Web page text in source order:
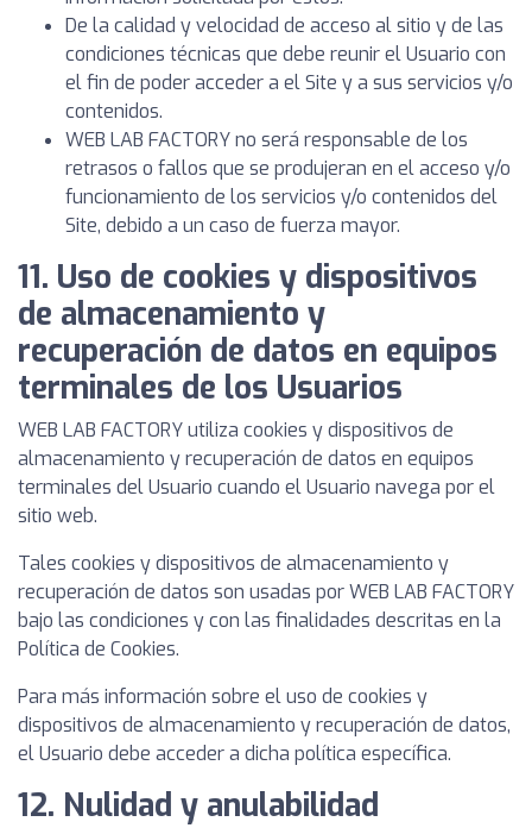
De la calidad y velocidad de acceso al sitio y de las
condiciones técnicas que debe reunir el Usuario con
el fin de poder acceder a el Site y a sus servicios y/o
contenidos.
WEB LAB FACTORY no será responsable de los
retrasos o fallos que se produjeran en el acceso y/o
funcionamiento de los servicios y/o contenidos del
Site, debido a un caso de fuerza mayor.
11. Uso de cookies y dispositivos
de almacenamiento y
recuperación de datos en equipos
terminales de los Usuarios
WEB LAB FACTORY utiliza cookies y dispositivos de
almacenamiento y recuperación de datos en equipos
terminales del Usuario cuando el Usuario navega por el
sitio web.
Tales cookies y dispositivos de almacenamiento y
recuperación de datos son usadas por WEB LAB FACTORY
bajo las condiciones y con las finalidades descritas en la
Política de Cookies.
Para más información sobre el uso de cookies y
dispositivos de almacenamiento y recuperación de datos,
el Usuario debe acceder a dicha política específica.
12. Nulidad y anulabilidad